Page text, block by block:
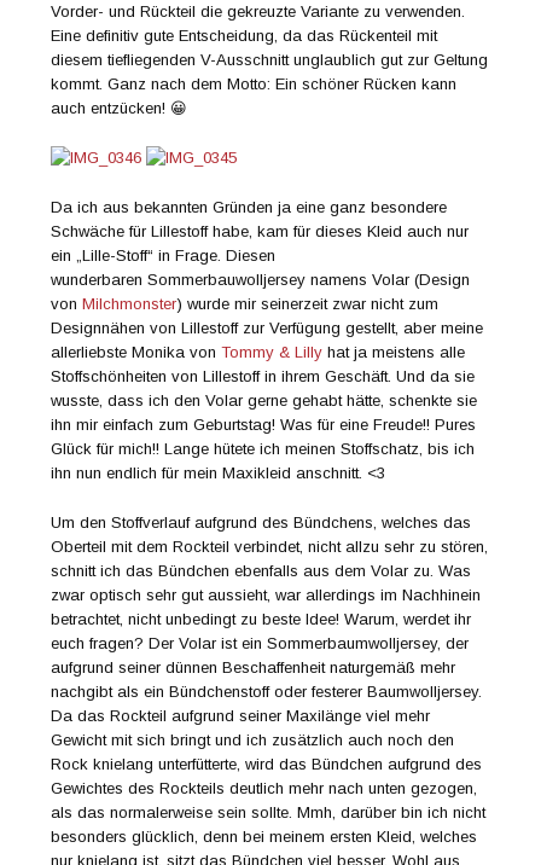
Vorder- und Rückteil die gekreuzte Variante zu verwenden.
Eine definitiv gute Entscheidung, da das Rückenteil mit
diesem tiefliegenden V-Ausschnitt unglaublich gut zur Geltung
kommt. Ganz nach dem Motto: Ein schöner Rücken kann
auch entzücken! 😀
Da ich aus bekannten Gründen ja eine ganz besondere
Schwäche für Lillestoff habe, kam für dieses Kleid auch nur
ein „Lille-Stoff“ in Frage. Diesen
wunderbaren Sommerbauwolljersey namens Volar (Design
vonMilchmonster) wurde mir seinerzeit zwar nicht zum
Designnähen von Lillestoff zur Verfügung gestellt, aber meine
allerliebste Monika vonTommy & Lilly hat ja meistens alle
Stoffschönheiten von Lillestoff in ihrem Geschäft. Und da sie
wusste, dass ich den Volar gerne gehabt hätte, schenkte sie
ihn mir einfach zum Geburtstag! Was für eine Freude!! Pures
Glück für mich!! Lange hütete ich meinen Stoffschatz, bis ich
ihn nun endlich für mein Maxikleid anschnitt. <3
Um den Stoffverlauf aufgrund des Bündchens, welches das
Oberteil mit dem Rockteil verbindet, nicht allzu sehr zu stören,
schnitt ich das Bündchen ebenfalls aus dem Volar zu. Was
zwar optisch sehr gut aussieht, war allerdings im Nachhinein
betrachtet, nicht unbedingt zu beste Idee! Warum, werdet ihr
euch fragen? Der Volar ist ein Sommerbaumwolljersey, der
aufgrund seiner dünnen Beschaffenheit naturgemäß mehr
nachgibt als ein Bündchenstoff oder festerer Baumwolljersey.
Da das Rockteil aufgrund seiner Maxilänge viel mehr
Gewicht mit sich bringt und ich zusätzlich auch noch den
Rock knielang unterfütterte, wird das Bündchen aufgrund des
Gewichtes des Rockteils deutlich mehr nach unten gezogen,
als das normalerweise sein sollte. Mmh, darüber bin ich nicht
besonders glücklich, denn bei meinem ersten Kleid, welches
nur knielang ist, sitzt das Bündchen viel besser. Wohl aus